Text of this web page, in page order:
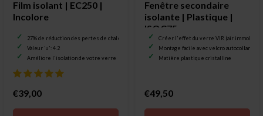
Film isolant | EC250 |
Incolore
27% de réduction des pertes de chaleur
Valeur 'u': 4.2
Améliore l'isolation de votre verre
€39,00
Fenêtre secondaire
isolante | Plastique |
ISOC75
Créer l'effet du verre VIR (air immobile)
Montage facile avec velcro autocollant
Matière plastique cristalline
€49,50